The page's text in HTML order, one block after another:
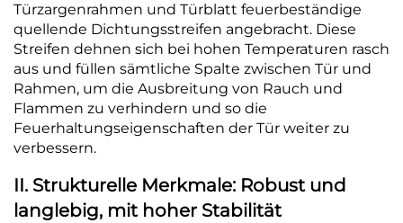
Türzargenrahmen und Türblatt feuerbeständige
quellende Dichtungsstreifen angebracht. Diese
Streifen dehnen sich bei hohen Temperaturen rasch
aus und füllen sämtliche Spalte zwischen Tür und
Rahmen, um die Ausbreitung von Rauch und
Flammen zu verhindern und so die
Feuerhaltungseigenschaften der Tür weiter zu
verbessern.
II. Strukturelle Merkmale: Robust und
langlebig, mit hoher Stabilität